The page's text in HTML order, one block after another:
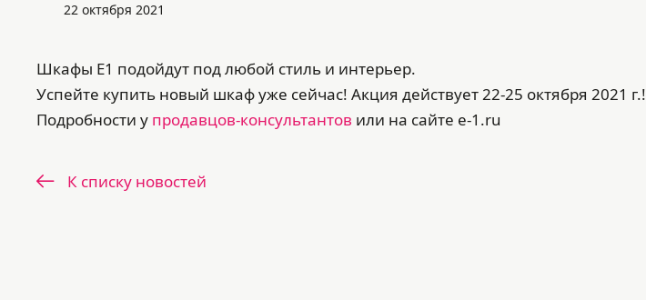
22 октября 2021
Шкафы Е1 подойдут под любой стиль и интерьер.
Успейте купить новый шкаф уже сейчас! Акция действует 22-25 октября 2021 г.!
Подробности у продавцов-консультантов или на сайте e-1.ru
К списку новостей